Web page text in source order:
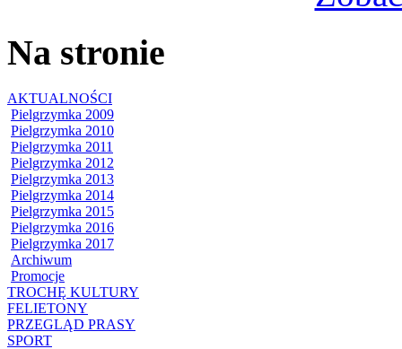
Na stronie
AKTUALNOŚCI
Pielgrzymka 2009
Pielgrzymka 2010
Pielgrzymka 2011
Pielgrzymka 2012
Pielgrzymka 2013
Pielgrzymka 2014
Pielgrzymka 2015
Pielgrzymka 2016
Pielgrzymka 2017
Archiwum
Promocje
TROCHĘ KULTURY
FELIETONY
PRZEGLĄD PRASY
SPORT